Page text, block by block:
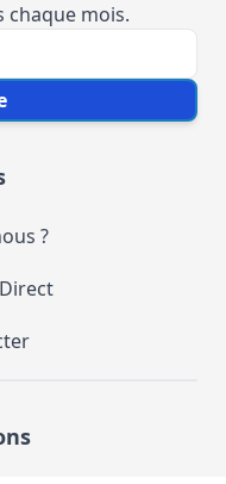
chaque mois.
?